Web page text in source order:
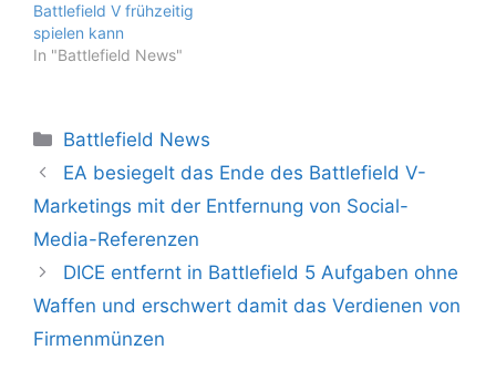
Battlefield V frühzeitig
spielen kann
In "Battlefield News"
Kategorien
Battlefield News
EA besiegelt das Ende des Battlefield V-
Marketings mit der Entfernung von Social-
Media-Referenzen
DICE entfernt in Battlefield 5 Aufgaben ohne
Waffen und erschwert damit das Verdienen von
Firmenmünzen